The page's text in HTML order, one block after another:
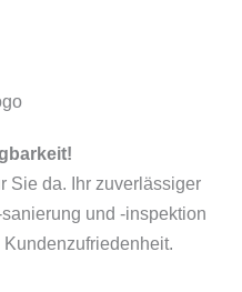
Sie da. Ihr zuverlässiger
und -inspektion